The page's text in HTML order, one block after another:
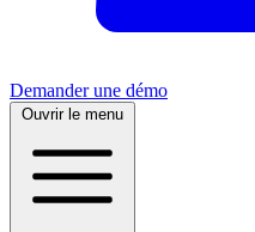
Demander une démo
Ouvrir le menu